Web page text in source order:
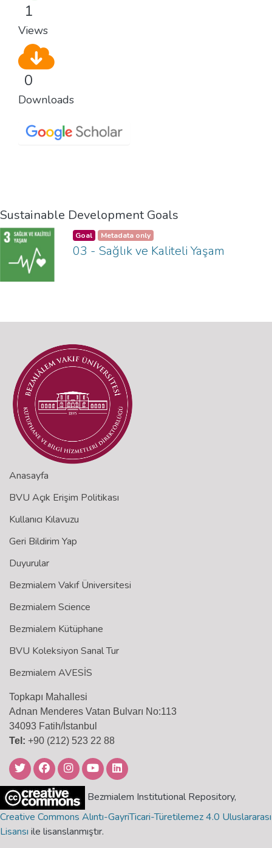
1
Views
0
Downloads
Sustainable Development Goals
Goal Metadata only
03 - Sağlık ve Kaliteli Yaşam
Anasayfa
BVU Açık Erişim Politikası
Kullanıcı Kılavuzu
Geri Bildirim Yap
Duyurular
Bezmialem Vakıf Üniversitesi
Bezmialem Science
Bezmialem Kütüphane
BVU Koleksiyon Sanal Tur
Bezmialem AVESİS
Topkapı Mahallesi
Adnan Menderes Vatan Bulvarı No:113
34093 Fatih/İstanbul
Tel: +90 (212) 523 22 88
Bezmialem Institutional Repository,
Creative Commons Alıntı-GayriTicari-Türetilemez 4.0 Uluslararası
Lisansı ile lisanslanmıştır.